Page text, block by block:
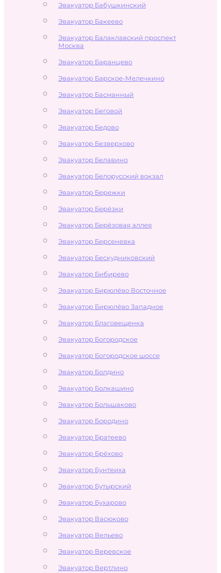
Эвакуатор Бабушкинский
Эвакуатор Бакеево
Эвакуатор Балаклавский проспект
Москва
Эвакуатор Баранцево
Эвакуатор Барское-Мелечкино
Эвакуатор Басманный
Эвакуатор Беговой
Эвакуатор Бедово
Эвакуатор Безверхово
Эвакуатор Белавино
Эвакуатор Белорусский вокзал
Эвакуатор Бережки
Эвакуатор Берёзки
Эвакуатор Берёзовая аллея
Эвакуатор Берсеневка
Эвакуатор Бескудниковский
Эвакуатор Бибирево
Эвакуатор Бирюлёво Восточное
Эвакуатор Бирюлёво Западное
Эвакуатор Благовещенка
Эвакуатор Богородское
Эвакуатор Богородское шоссе
Эвакуатор Болдино
Эвакуатор Болкашино
Эвакуатор Большаково
Эвакуатор Бородино
Эвакуатор Братеево
Эвакуатор Брёхово
Эвакуатор Бунтеиха
Эвакуатор Бутырский
Эвакуатор Бухарово
Эвакуатор Васюково
Эвакуатор Вельево
Эвакуатор Веревское
Эвакуатор Вертлино